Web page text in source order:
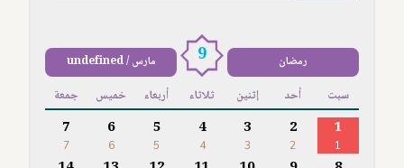
رمضان 9 مارس / undefined
سبت أحد إثنين ثلاثاء أربعاء خميس جمعة
1
1
2
2
3
3
4
4
5
5
6
6
7
7